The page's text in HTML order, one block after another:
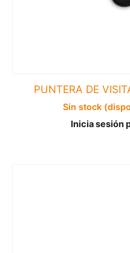
PUNTERA DE
Sin stock
Inicia sesión